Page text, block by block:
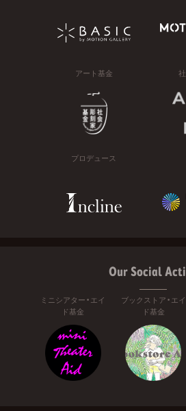
アート基金
プロデュース
Our Social
ミニシアター・エイ
ド基金
ブックストア・エイ
ド基金